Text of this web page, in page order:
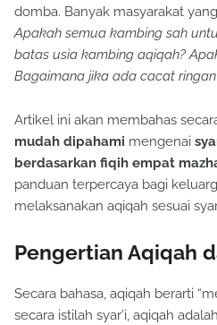
domba. Banyak masyarakat
Apakah semua kambing sah
batas usia kambing aqiqah?
Bagaimana jika ada cacat
Artikel ini akan membahas
mudah dipahami mengenai
berdasarkan fiqih empat
panduan terpercaya bagi
melaksanakan aqiqah sesuai
Pengertian Aqiqah
Secara bahasa, aqiqah berarti
secara istilah syar’i, aqiqah adalah